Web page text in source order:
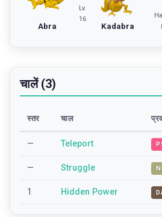
Abra
Lv.
16
Kadabra
चालें (3)
स्तर चाल
— Teleport
— Struggle
1 Hidden Power